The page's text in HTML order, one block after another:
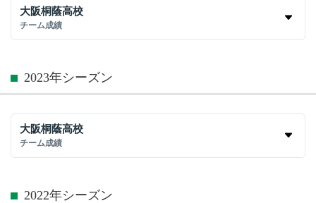
大阪桐蔭高校
チーム成績
2023年シーズン
大阪桐蔭高校
チーム成績
2022年シーズン